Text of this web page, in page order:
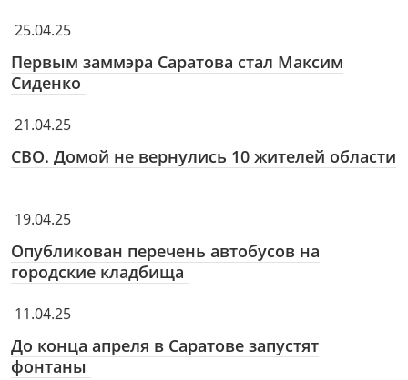
25.04.25
Первым заммэра Саратова стал Максим
Сиденко
21.04.25
СВО. Домой не вернулись 10 жителей области
19.04.25
Опубликован перечень автобусов на
городские кладбища
11.04.25
До конца апреля в Саратове запустят
фонтаны